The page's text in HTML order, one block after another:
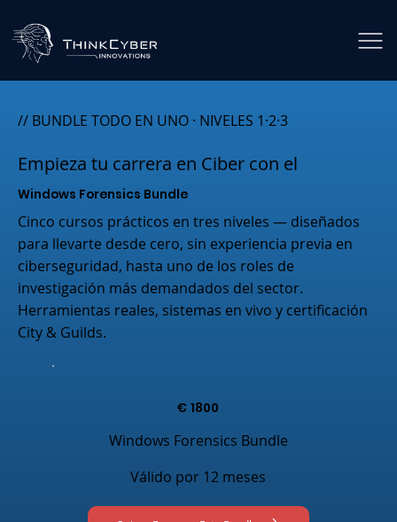
€ 1800
Windows Forensics Bundle
Válido por 12 meses
// BUNDLE TODO EN UNO · NIVELES 1·2·3
Empieza tu carrera en Ciber con el
Windows Forensics Bundle
Cinco cursos prácticos en tres niveles — diseñados
para llevarte desde cero, sin experiencia previa en
ciberseguridad, hasta uno de los roles de
investigación más demandados del sector.
Herramientas reales, sistemas en vivo y certificación
City & Guilds.